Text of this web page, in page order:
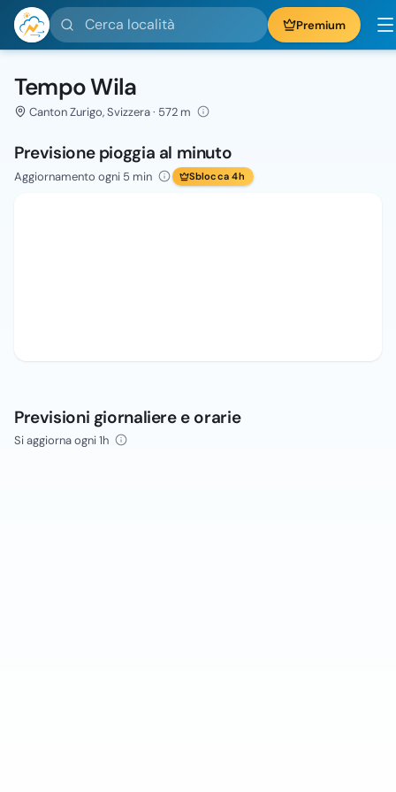
Cerca località Premium
Tempo Wila
Canton Zurigo, Svizzera · 572 m
Previsione pioggia al minuto
Aggiornamento ogni 5 min Sblocca 4h
Previsioni giornaliere e orarie
Si aggiorna ogni 1h